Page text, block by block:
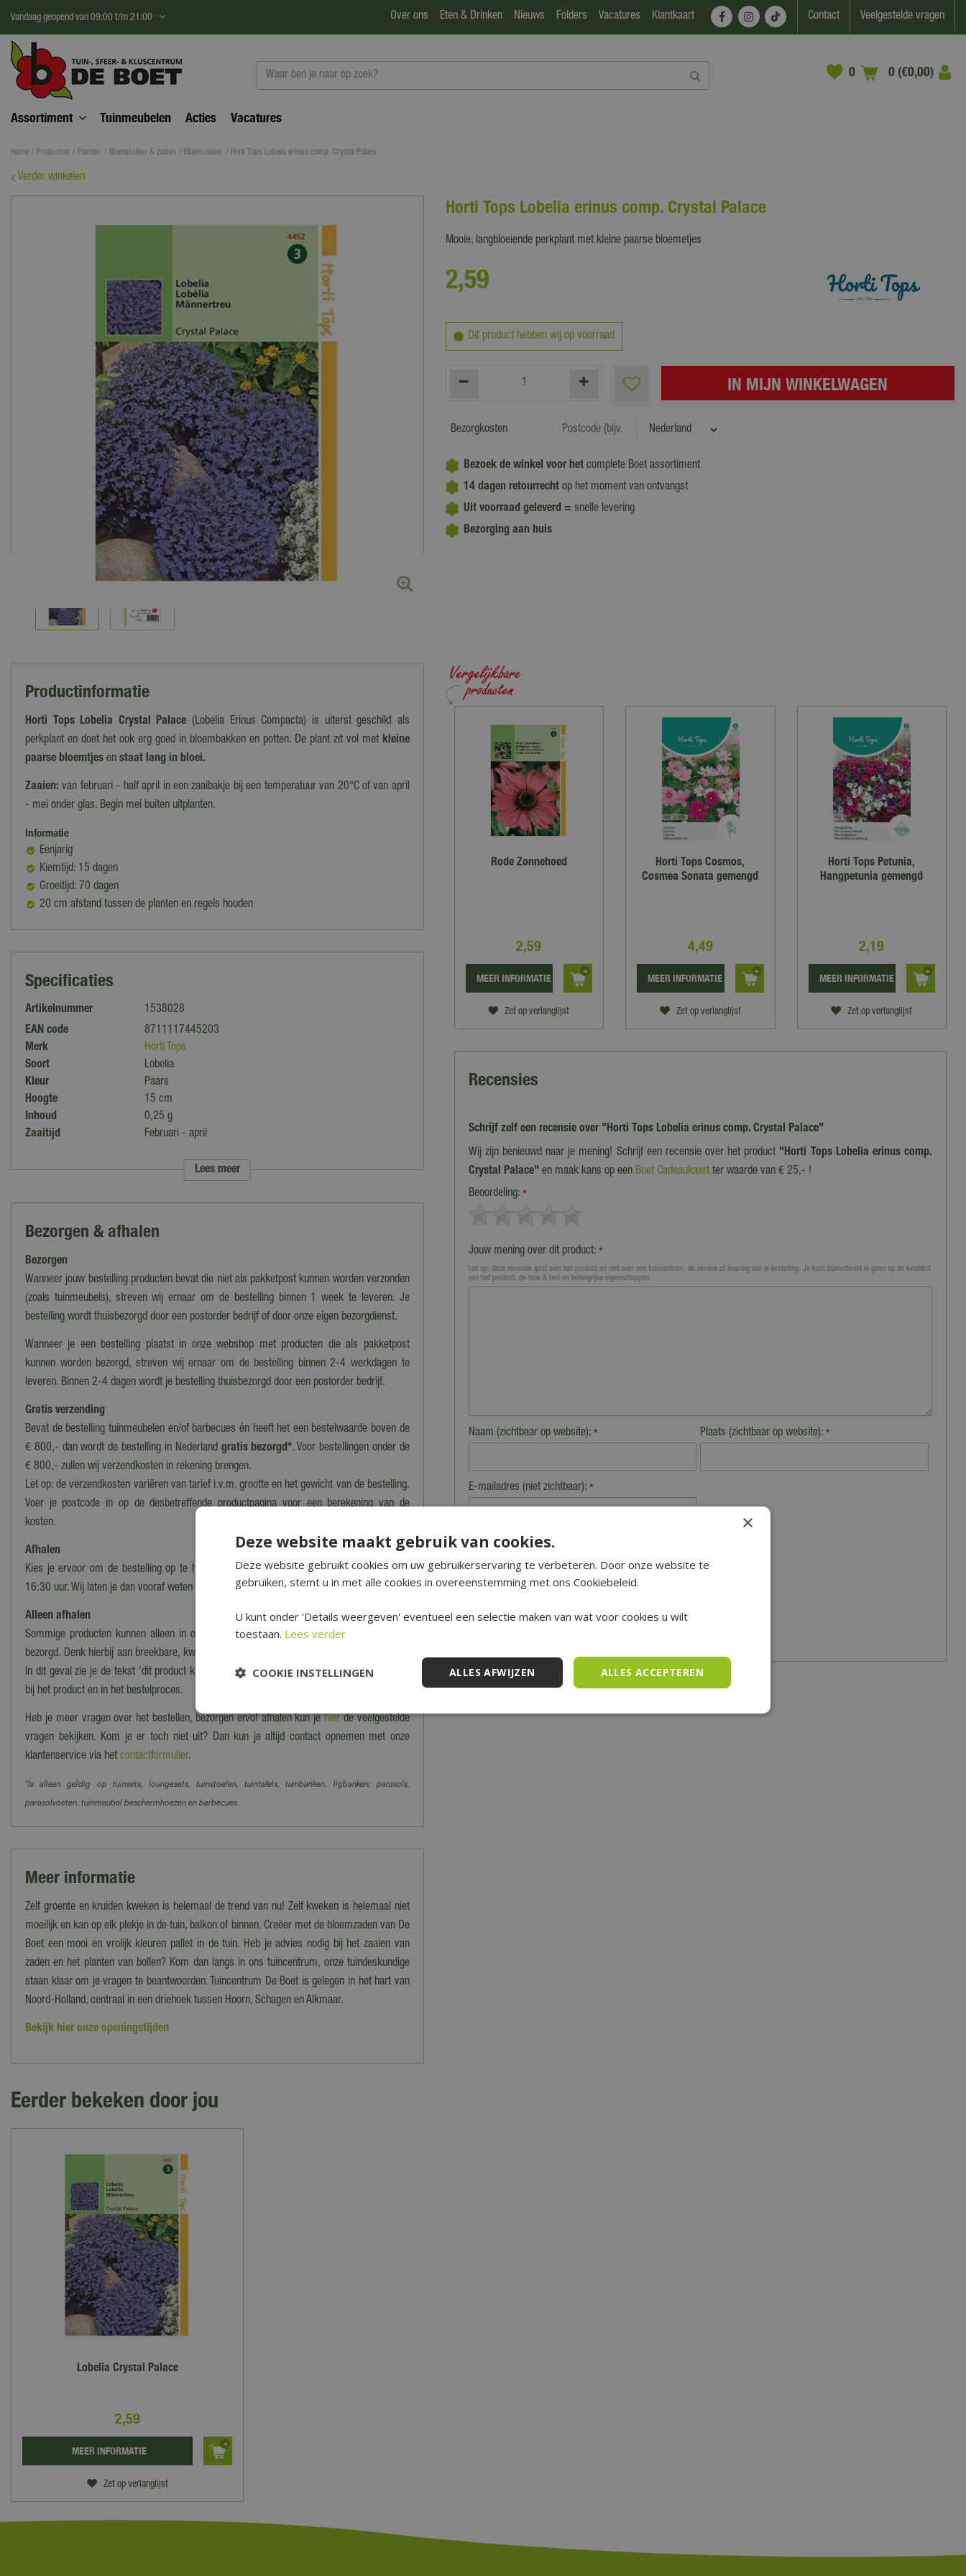
content
Home Producten Planten Bloembollen & zaden Bloemzaden Horti Tops Lobelia erinus comp. Crystal Palace
Vandaag geopend van 09:00 t/m 21:00 Over ons Eten & Drinken Nieuws Folders Vacatures Klantkaart Contact Veelgestelde vragen
0 (€0,00)
Assortiment Tuinmeubelen Acties Vacatures
Verder winkelen
Horti Tops Lobelia erinus comp. Crystal Palace
Mooie, langbloeiende perkplant met kleine paarse bloemetjes
2,59
Dit product hebben wij op voorraad
Bezorgkosten
Bezoek de winkel voor het complete Boet assortiment
14 dagen retourrechtop het moment van ontvangst
Uit voorraad geleverd = snelle levering
Bezorging aan huis
Productinformatie
Horti Tops Lobelia Crystal Palace(Lobelia Erinus Compacta) is uiterst geschikt als
perkplant en doet het ook erg goed in bloembakken en potten. De plant zit vol metkleine
paarse bloemtjes en staat lang in bloei.
Zaaien: van februari - half april in een zaaibakje bij een temperatuur van 20°C of van april
- mei onder glas. Begin mei buiten uitplanten.
Informatie
Eenjarig
Kiemtijd: 15 dagen
Groeitijd: 70 dagen
20 cm afstand tussen de planten en regels houden
Specificaties
Artikelnummer
1538028
EAN code
8711117445203
Merk
Horti Tops
Soort
Lobelia
Kleur
Paars
Hoogte
15 cm
Inhoud
0,25 g
Zaaitijd
Februari - april
Maximale groeihoogte
15 cm
Bloeitype
Eenjarig
Lees meer
Bezorgen & afhalen
Bezorgen
Wanneer jouw bestelling producten bevat die niet als pakketpost kunnen worden verzonden
(zoals tuinmeubels), streven wij ernaar om de bestelling binnen 1 week te leveren. Je
bestelling wordt thuisbezorgd door een postorder bedrijf of door onze eigen bezorgdienst.
Wanneer je een bestelling plaatst in onze webshop met producten die als pakketpost
kunnen worden bezorgd, streven wij ernaar om de bestelling binnen 2-4 werkdagen te
leveren. Binnen 2-4 dagen wordt je bestelling thuisbezorgd door een postorder bedrijf.
Gratis verzending
Bevat de bestelling tuinmeubelen en/of barbecues én heeft het een bestelwaarde boven de
€ 800,- dan wordt de bestelling in Nederland gratis bezorgd*. Voor bestellingen onder de
€ 800,- zullen wij verzendkosten in rekening brengen.
Let op: de verzendkosten variëren van tarief i.v.m. grootte en het gewicht van de bestelling.
Voer je postcode in op de desbetreffende productpagina voor een berekening van de
kosten.
Afhalen
Kies je ervoor om de bestelling op te halen in ons magazijn/onze winkel dan kan dat tot
16:30 uur. Wij laten je dan vooraf weten wanneer en waar de bestelling precies klaarstaat.
Alleen afhalen
Sommige producten kunnen alleen in onze winkel worden afgehaald en worden dus niet
bezorgd. Denk hierbij aan breekbare, kwetsbare, zware of moeilijk te vervoeren producten.
In dit geval zie je de tekst 'dit product kan alleen worden opgehaald, niet verzonden' staan
bij het product en in het bestelproces.
Heb je meer vragen over het bestellen, bezorgen en/of afhalen kun jehierde veelgestelde
vragen bekijken. Kom je er toch niet uit? Dan kun je altijd contact opnemen met onze
klantenservice via het contactformulier.
*Is alleen geldig op tuinsets, loungesets, tuinstoelen, tuintafels, tuinbanken, ligbanken, parasols,
parasolvoeten, tuinmeubel beschermhoezen en barbecues.
Meer informatie
Zelf groente en kruiden kweken is helemaal de trend van nu! Zelf kweken is helemaal niet
moeilijk en kan op elk plekje in de tuin, balkon of binnen. Creëer met de bloemzaden van De
Boet een mooi en vrolijk kleuren pallet in de tuin. Heb je advies nodig bij het zaaien van
zaden en het planten van bollen? Kom dan langs in ons tuincentrum, onze tuindeskundige
staan klaar om je vragen te beantwoorden. Tuincentrum De Boet is gelegen in het hart van
Noord-Holland, centraal in een driehoek tussen Hoorn, Schagen en Alkmaar.
Bekijk hier onze openingstijden
Rode Zonnehoed
2,59
Zet op verlanglijst
MEER INFORMATIE
Horti Tops Cosmos,
Cosmea Sonata gemengd
4,49
Zet op verlanglijst
MEER INFORMATIE
Horti Tops Petunia,
Hangpetunia gemengd
2,19
Zet op verlanglijst
MEER INFORMATIE
Recensies
Schrijf zelf een recensie over "Horti Tops Lobelia erinus comp. Crystal Palace"
Wij zijn benieuwd naar je mening! Schrijf een recensie over het product "Horti Tops Lobelia erinus comp.
Crystal Palace"en maak kans op een Boet Cadeaukaartter waarde van € 25,- !
Beoordeling: *
Jouw mening over dit product: *
Let op: deze recensie gaat over het product en niet over ons tuincentrum, de service of levering van je bestelling. Je kunt bijvoorbeeld in gaan op de kwaliteit
van het product, de look & feel en belangrijke eigenschappen.
Naam (zichtbaar op website): * Plaats (zichtbaar op website):*
E-mailadres (niet zichtbaar): *
Beveiligingscontrole:
Eerder bekeken door jou
Lobelia Crystal Palace
2,59
Zet op verlanglijst
MEER INFORMATIE
×
Deze website maakt gebruik van cookies.
Deze website gebruikt cookies om uw gebruikerservaring te verbeteren. Door onze website te
gebruiken, stemt u in met alle cookies in overeenstemming met ons Cookiebeleid.
U kunt onder 'Details weergeven' eventueel een selectie maken van wat voor cookies u wilt
toestaan. Lees verder
ALLES ACCEPTEREN
ALLES AFWIJZEN
COOKIE INSTELLINGEN